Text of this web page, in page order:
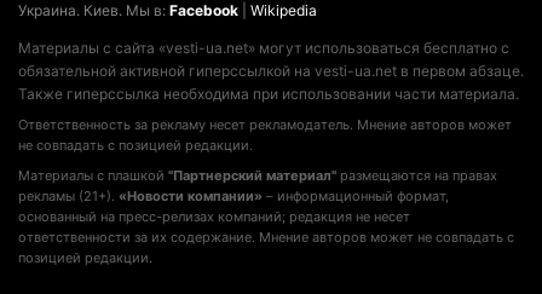
Украина. Киев. Мы в: Facebook Wikipedia
Материалы с сайта «vesti-ua.net» могут использоваться бесплатно с
обязательной активной гиперссылкой на vesti-ua.net в первом абзаце.
Также гиперссылка необходима при использовании части материала.
Ответственность за рекламу несет рекламодатель. Мнение авторов может
не совпадать с позицией редакции.
Материалы с плашкой "Партнерский материал" размещаются на правах
рекламы (21+). «Новости компании» – информационный формат,
основанный на пресс-релизах компаний; редакция не несет
ответственности за их содержание. Мнение авторов может не совпадать с
позицией редакции.